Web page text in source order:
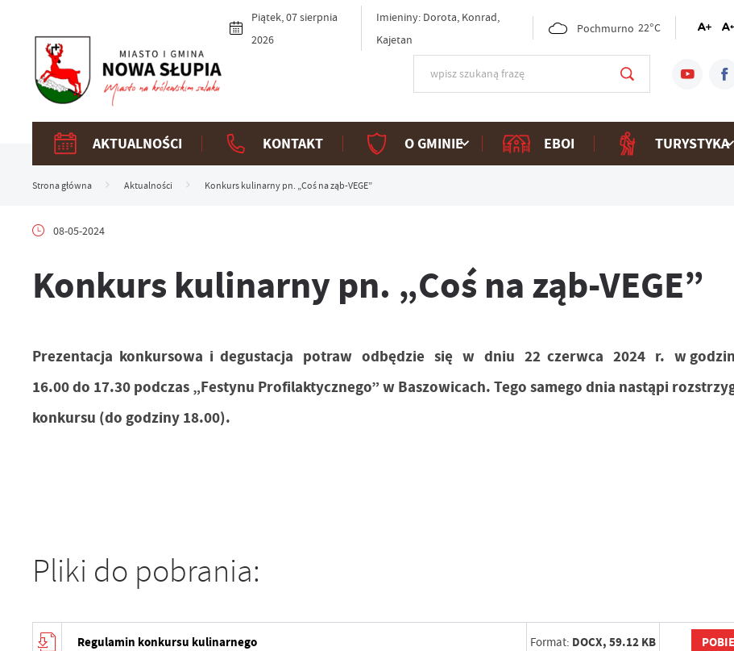
Piątek, 07 sierpnia
2026
Imieniny: Dorota, Konrad,
Kajetan
Pochmurno 22°C
AKTUALNOŚCI KONTAKT O GMINIE EBOI TURYSTYKA
Strona główna Aktualności Konkurs kulinarny pn. „Coś na ząb-VEGE”
08-05-2024
Konkurs kulinarny pn. „Coś na ząb-VEGE”
Prezentacja konkursowa i degustacja potraw odbędzie się w dniu 22 czerwca 2024 r. w
16.00 do 17.30 podczas „Festynu Profilaktycznego” w Baszowicach. Tego samego dnia nastąpi
konkursu (do godziny 18.00).
Pliki do pobrania:
Regulamin konkursu kulinarnego Format: DOCX, 59.12 KB